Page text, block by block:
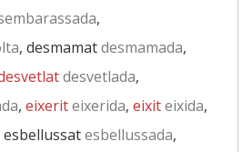
,
, desmamatdesmamada,
desvetlada,
, eixeriteixerida, eixiteixida,
esbellussatesbellussada,